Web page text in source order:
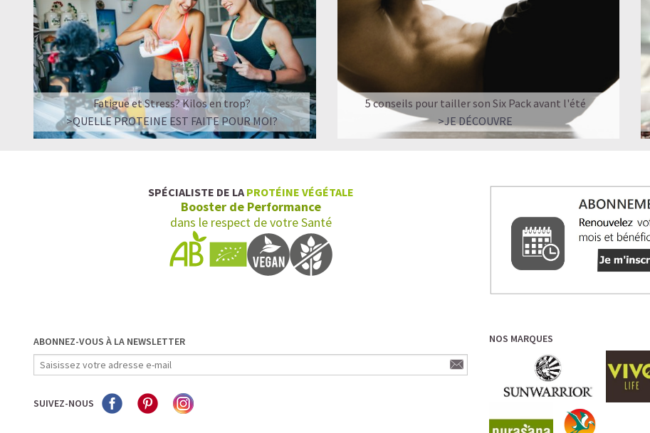
☕ LATTE MACCHIATO GLACÉ
Fatigue et Stress? Kilos en trop?
>QUELLE PROTEINE EST FAITE POUR MOI?
5 conseils pour tailler son Six Pack avant l'été
>JE DÉCOUVRE
SPÉCIALISTE DE LA PROTÉINE VÉGÉTALE
Booster de Performance
dans le respect de votre Santé
ABONNEZ-VOUS À LA NEWSLETTER
SUIVEZ-NOUS
NOS MARQUES